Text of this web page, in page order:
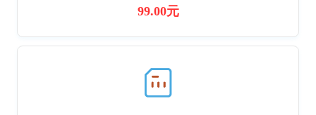
99.00元